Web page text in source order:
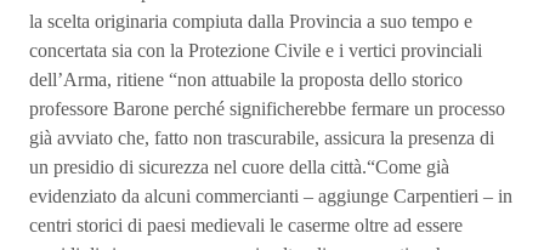
la scelta originaria compiuta dalla Provincia a suo tempo e
concertata sia con la Protezione Civile e i vertici provinciali
dell’Arma, ritiene “non attuabile la proposta dello storico
professore Barone perché significherebbe fermare un processo
già avviato che, fatto non trascurabile, assicura la presenza di
un presidio di sicurezza nel cuore della città.“Come già
evidenziato da alcuni commercianti – aggiunge Carpentieri – in
centri storici di paesi medievali le caserme oltre ad essere